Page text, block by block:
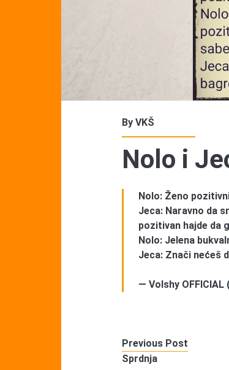
ByVKŠ
Nolo i
Nolo: Ženo
Jeca: Naravno da
pozitivan hajde da
Nolo: Jelena
Jeca: Znači nećeš
— Volshy OFFICIAL
Previous Post
Sprdnja